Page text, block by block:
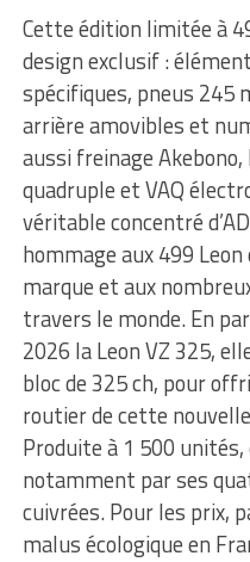
Cette édition limitée à
design exclusif :
spécifiques, pneus 245
arrière amovibles et
aussi freinage
quadruple et VAQ
véritable concentré
hommage aux 499
marque et aux
travers le monde. En
2026 la Leon VZ 325,
bloc de 325 ch, pour
routier de cette
Produite à 1 500
notamment par ses
cuivrées. Pour les prix,
malus écologique en